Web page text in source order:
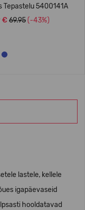
Tepastelu 5400141A
€ 69.95 (-43%)
lastele, kellele
igapäevaseid
hooldatavad